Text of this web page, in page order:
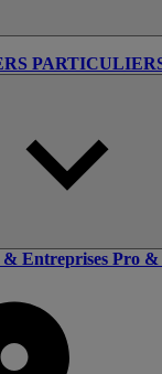
& Entreprises Pro &